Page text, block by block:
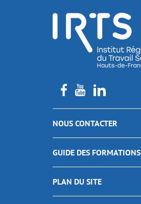
NOUS CONTACTER
GUIDE DES FORMATIONS
PLAN DU SITE